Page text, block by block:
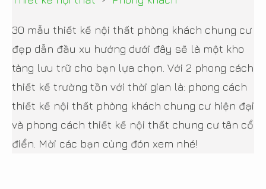
30 mẫu thiết kế nội thất phòng khách chung cư
đẹp dẫn đầu xu hướng dưới đây sẽ là một kho
tàng lưu trữ cho bạn lựa chọn. Với 2 phong cách
thiết kế trường tồn với thời gian là: phong cách
thiết kế nội thất phòng khách chung cư hiện đại
và phong cách thiết kế nội thất chung cư tân cổ
điển. Mời các bạn cùng đón xem nhé!